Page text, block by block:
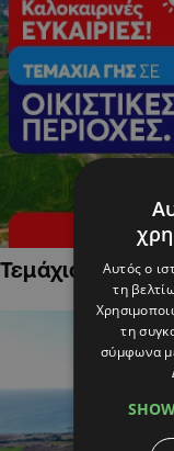
Τεμάχια Γης σε
Αυτός ο
τη
τη
σύμφωνα